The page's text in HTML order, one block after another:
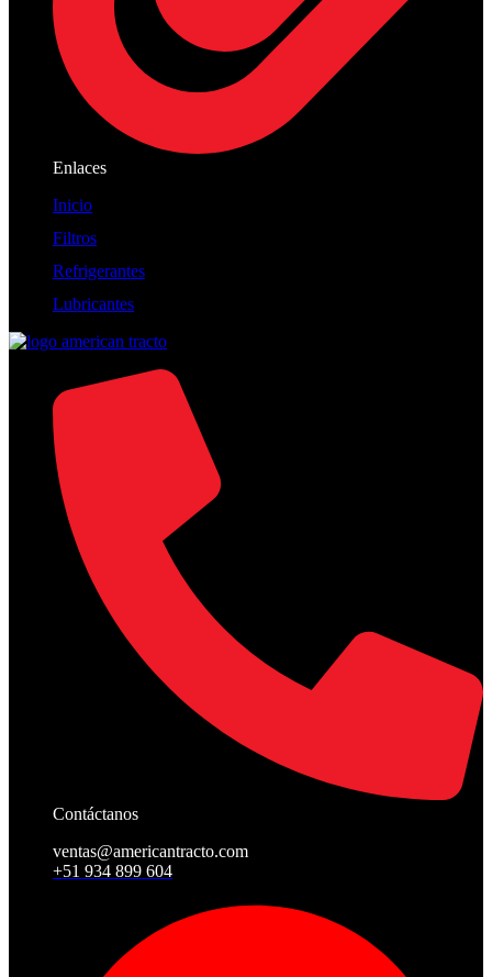
Enlaces
Inicio
Filtros
Refrigerantes
Lubricantes
Contáctanos
ventas@americantracto.com
+51 934 899 604